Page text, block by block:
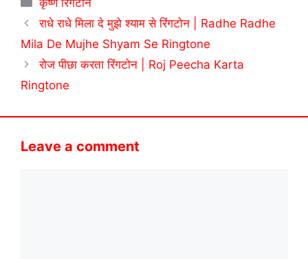
कृष्ण रिंगटोन
राधे राधे मिला दे मुझे श्याम से रिंगटोन | Radhe Radhe
Mila De Mujhe Shyam Se Ringtone
रोज पीछा करता रिंगटोन | Roj Peecha Karta
Ringtone
Leave a comment